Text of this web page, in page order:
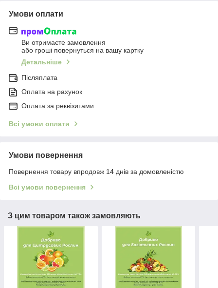
Умови оплати
Ви отримаєте замовлення
або гроші повернуться на вашу картку
Детальніше
Післяплата
Оплата на рахунок
Оплата за реквізитами
Всі умови оплати
Умови повернення
Повернення товару впродовж 14 днів за домовленістю
Всі умови повернення
З цим товаром також замовляють